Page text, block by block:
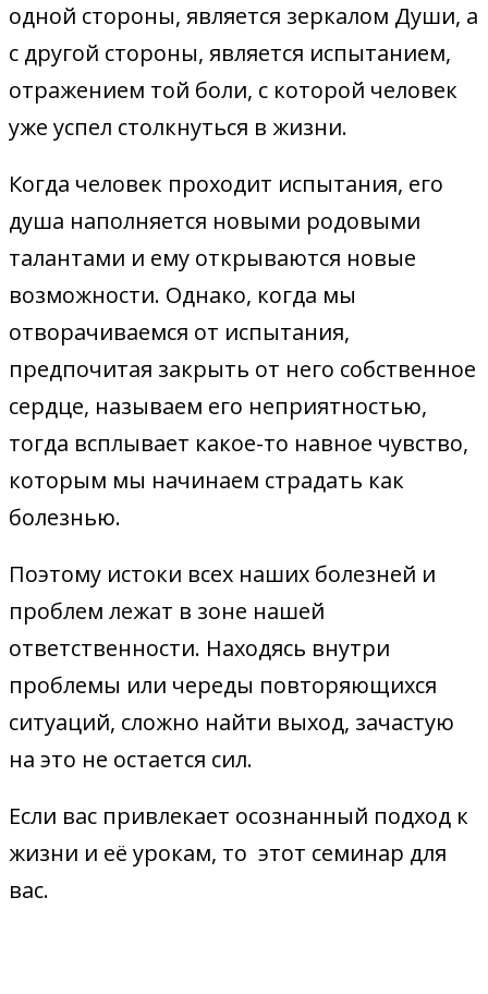
одной стороны, является зеркалом Души, а
с другой стороны, является испытанием,
отражением той боли, с которой человек
уже успел столкнуться в жизни.
Когда человек проходит испытания, его
душа наполняется новыми родовыми
талантами и ему открываются новые
возможности. Однако, когда мы
отворачиваемся от испытания,
предпочитая закрыть от него собственное
сердце, называем его неприятностью,
тогда всплывает какое-то навное чувство,
которым мы начинаем страдать как
болезнью.
Поэтому истоки всех наших болезней и
проблем лежат в зоне нашей
ответственности. Находясь внутри
проблемы или череды повторяющихся
ситуаций, сложно найти выход, зачастую
на это не остается сил.
Если вас привлекает осознанный подход к
жизни и её урокам, то этот семинар для
вас.